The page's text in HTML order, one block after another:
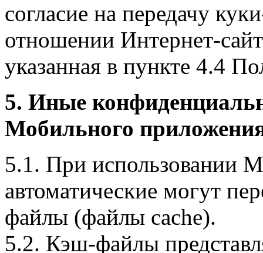
согласие на передачу
отношении Интернет-
указанная в пункте 4.4
5. Иные
Мобильного
5.1. При использовании
автоматические могут
файлы (файлы cache).
5.2. Кэш-файлы